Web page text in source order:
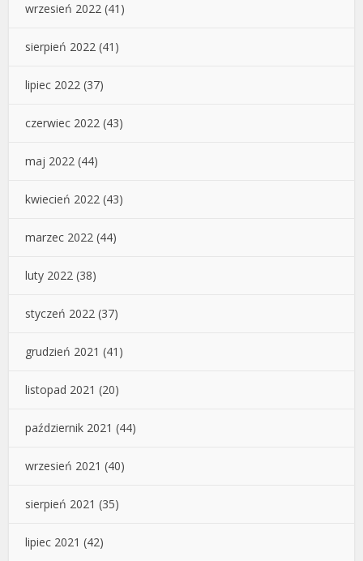
wrzesień 2022 (41)
sierpień 2022 (41)
lipiec 2022 (37)
czerwiec 2022 (43)
maj 2022 (44)
kwiecień 2022 (43)
marzec 2022 (44)
luty 2022 (38)
styczeń 2022 (37)
grudzień 2021 (41)
listopad 2021 (20)
październik 2021 (44)
wrzesień 2021 (40)
sierpień 2021 (35)
lipiec 2021 (42)